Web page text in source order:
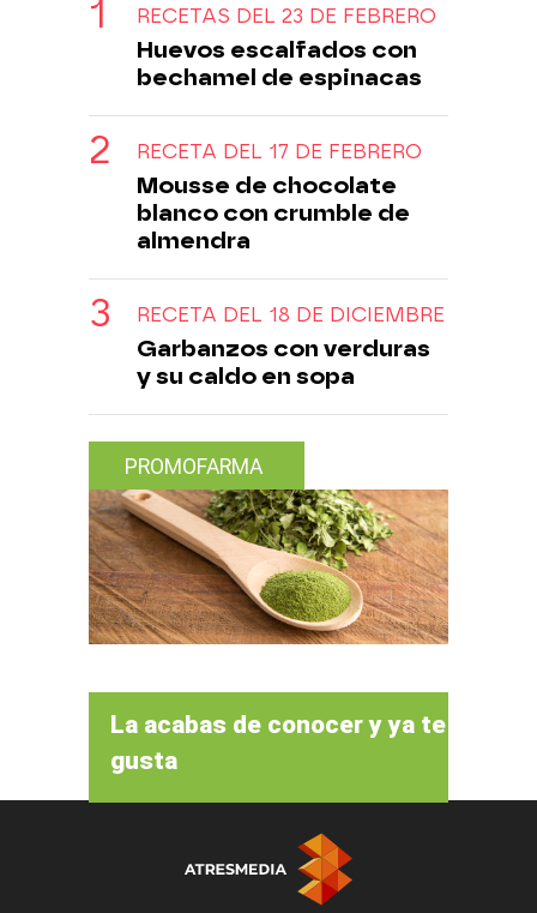
RECETAS DEL 23 DE FEBRERO
Huevos escalfados con
bechamel de espinacas
RECETA DEL 17 DE FEBRERO
Mousse de chocolate
blanco con crumble de
almendra
RECETA DEL 18 DE DICIEMBRE
Garbanzos con verduras
y su caldo en sopa
PROMOFARMA
La acabas de conocer y ya te
gusta